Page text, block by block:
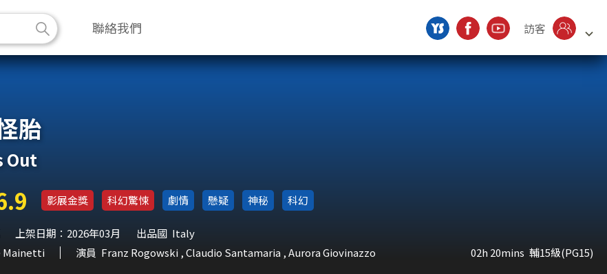
訪客
聯絡我們
胎
Out
影展金獎 科幻驚悚 劇情 懸疑 神秘 科幻
上架日期：2026年03月 出品國 Italy
Mainetti 演員 Franz Rogowski , Claudio Santamaria , Aurora Giovinazzo 02h 20mins 輔15級(PG15)